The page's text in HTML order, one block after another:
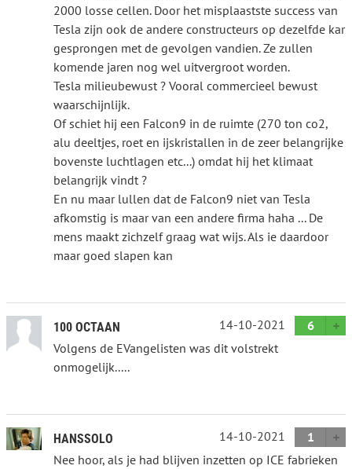
2000 losse cellen. Door het misplaastste success van
Tesla zijn ook de andere constructeurs op dezelfde kar
gesprongen met de gevolgen vandien. Ze zullen
komende jaren nog wel uitvergroot worden.
Tesla milieubewust ? Vooral commercieel bewust
waarschijnlijk.
Of schiet hij een Falcon9 in de ruimte (270 ton co2,
alu deeltjes, roet en ijskristallen in de zeer belangrijke
bovenste luchtlagen etc...) omdat hij het klimaat
belangrijk vindt ?
En nu maar lullen dat de Falcon9 niet van Tesla
afkomstig is maar van een andere firma haha ... De
mens maakt zichzelf graag wat wijs. Als ie daardoor
maar goed slapen kan
100 OCTAAN 14-10-2021
6
Volgens de EVangelisten was dit volstrekt
onmogelijk.....
HANSSOLO 14-10-2021
1
Nee hoor, als je had blijven inzetten op ICE fabrieken